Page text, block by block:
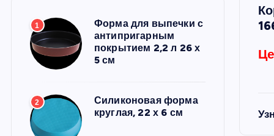
1
Форма для выпечки с
антипригарным
покрытием 2,2 л 26 х
5 см
2
Силиконовая форма
круглая, 22 х 6 см